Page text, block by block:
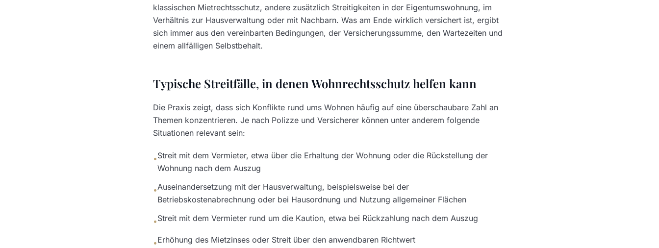
klassischen Mietrechtsschutz, andere zusätzlich Streitigkeiten in der Eigentumswohnung, im
Verhältnis zur Hausverwaltung oder mit Nachbarn. Was am Ende wirklich versichert ist, ergibt
sich immer aus den vereinbarten Bedingungen, der Versicherungssumme, den Wartezeiten und
einem allfälligen Selbstbehalt.
Typische Streitfälle, in denen Wohnrechtsschutz helfen kann
Die Praxis zeigt, dass sich Konflikte rund ums Wohnen häufig auf eine überschaubare Zahl an
Themen konzentrieren. Je nach Polizze und Versicherer können unter anderem folgende
Situationen relevant sein:
•Streit mit dem Vermieter, etwa über die Erhaltung der Wohnung oder die Rückstellung der
Wohnung nach dem Auszug
•Auseinandersetzung mit der Hausverwaltung, beispielsweise bei der
Betriebskostenabrechnung oder bei Hausordnung und Nutzung allgemeiner Flächen
•Streit mit dem Vermieter rund um die Kaution, etwa bei Rückzahlung nach dem Auszug
•Erhöhung des Mietzinses oder Streit über den anwendbaren Richtwert